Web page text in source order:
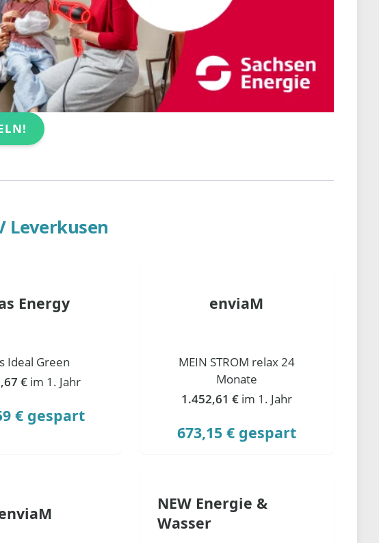
Leverkusen
Energy
Ideal Green
€ im 1. Jahr
€ gespart
enviaM
MEIN STROM relax 24
Monate
1.452,61 € im 1. Jahr
673,15 € gespart
NEW Energie &
Wasser